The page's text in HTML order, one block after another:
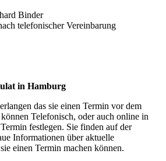
Binder
telefonischer Vereinbarung
in Hamburg
das sie einen Termin vor dem
Telefonisch, oder auch online in
festlegen. Sie finden auf der
Informationen über aktuelle
einen Termin machen können.